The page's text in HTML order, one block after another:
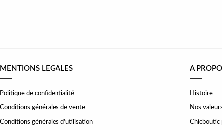
MENTIONS LEGALES
Politique de confidentialité
Conditions générales de vente
Conditions générales d'utilisation
A
Histoire
Nos
Chicboutic